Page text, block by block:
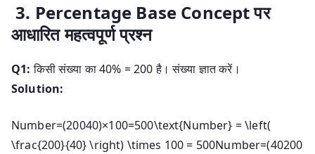
3. Percentage Base Concept पर
आधारित महत्वपूर्ण प्रश्न
Q1: किसी संख्या का 40% = 200 है। संख्या ज्ञात करें।
Solution:
Number=(20040)×100=500\text{Number} = \left(
\frac{200}{40} \right) \times 100 = 500Number=(40200